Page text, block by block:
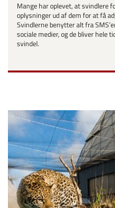
Mange har oplevet, at svindlere
oplysninger ud af dem for at få
Svindlerne benytter alt fra
sociale medier, og de bliver hele
svindel.